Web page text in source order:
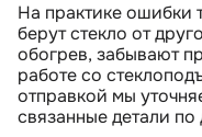
На практике ошибки
ерут стекло от
обогрев, забывают
работе со
отправкой мы
связанные детали